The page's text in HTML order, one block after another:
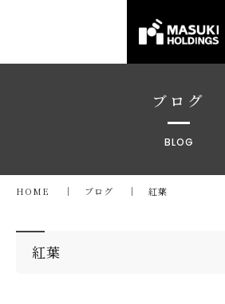
ブログ
BLOG
HOME ブログ 紅葉
紅葉